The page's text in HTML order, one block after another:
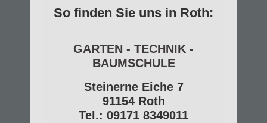
So finden Sie uns in Roth:
GARTEN - TECHNIK -
BAUMSCHULE
Steinerne Eiche 7
91154 Roth
Tel.: 09171 8349011